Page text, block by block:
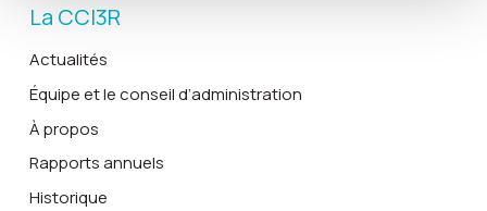
La CCI3R
Actualités
Équipe et le conseil d’administration
À propos
Rapports annuels
Historique